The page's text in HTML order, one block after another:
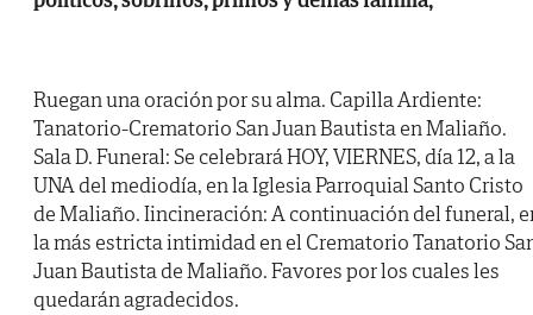
Ruegan una oración por su alma. Capilla Ardiente:
Tanatorio-Crematorio San Juan Bautista en Maliaño.
Sala D. Funeral: Se celebrará HOY, VIERNES, día 12, a la
UNA del mediodía, en la Iglesia Parroquial Santo Cristo
de Maliaño. Iincineración: A continuación del funeral,
la más estricta intimidad en el Crematorio Tanatorio
Juan Bautista de Maliaño. Favores por los cuales les
quedarán agradecidos.